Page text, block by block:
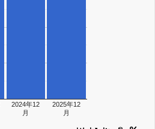
2024年12
月
2025年12
月